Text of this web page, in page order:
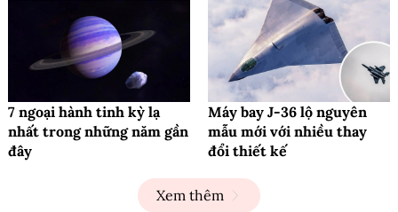
7 ngoại hành tinh kỳ lạ
nhất trong những năm gần
đây
Máy bay J-36 lộ nguyên
mẫu mới với nhiều thay
đổi thiết kế
Xem thêm